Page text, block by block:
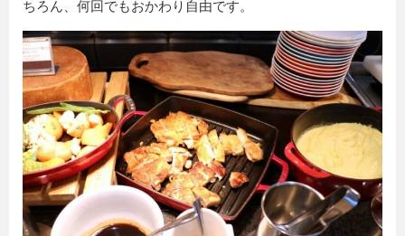
ちろん、何回でもおかわり自由です。